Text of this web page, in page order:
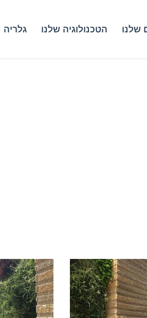
שלנו הטכנולוגיה שלנו גלריה